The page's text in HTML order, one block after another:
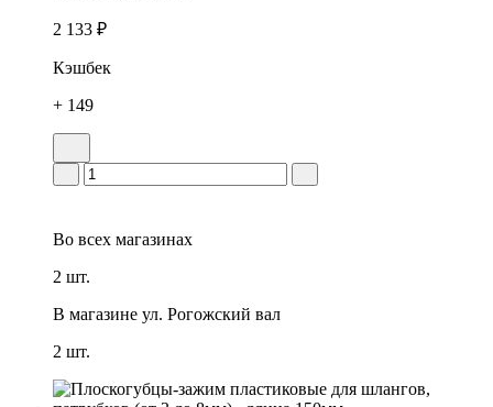
2 133 ₽
Кэшбек
+ 149
Во всех магазинах
2 шт.
В магазине ул. Рогожский вал
2 шт.